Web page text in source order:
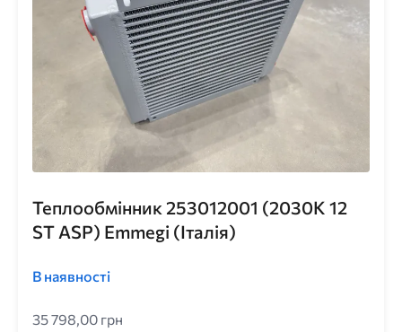
Теплообмінник 253012001 (2030K 12
ST ASP) Emmegi (Італія)
В наявності
35 798,00 грн